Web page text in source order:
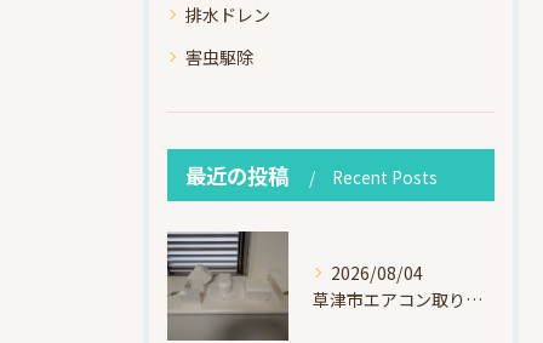
排水ドレン
害虫駆除
最近の投稿 Recent Posts
2026/08/04
草津市エアコン取り付け｜お客様取り外し済・化粧カバー再利用（ダイキン S225ATES・アウルコート草津）